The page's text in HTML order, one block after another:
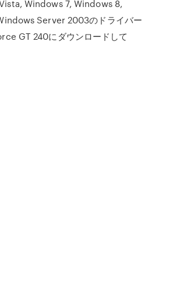
Windows 7, Windows 8,
Server 2003のドライバー
GT 240にダウンロードして